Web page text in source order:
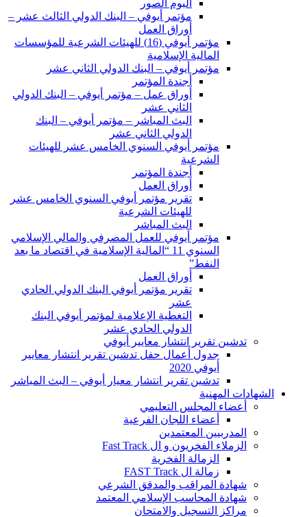
ألبوم الصور
مؤتمر أيوفي – البنك الدولي الثالث عشر –
أوراق العمل
مؤتمر أيوفي (16) للهيئات الشرعية للمؤسسات
المالية الإسلامية
مؤتمر أيوفي – البنك الدولي الثاني عشر
أجندة المؤتمر
أوراق عمل – مؤتمر أيوفي – البنك الدولي
الثاني عشر
البث المباشر – مؤتمر أيوفي – البنك
الدولي الثاني عشر
مؤتمر أيوفي السنوي الخامس عشر للهيئات
الشرعية
أجندة المؤتمر
أوراق العمل
تقرير مؤتمر أيوفي السنوي الخامس عشر
للهيئات الشرعية
البث المباشر
مؤتمر أيوفي للعمل المصرفي والمالي الإسلامي
السنوي 11 “المالية الإسلامية في اقتصاد ما بعد
النفط”
أوراق العمل
تقرير مؤتمر أيوفي البنك الدولي الحادي
عشر
التغطية الإعلامية لمؤتمر أيوفي البنك
الدولي الحادي عشر
تدشين تقرير انتشار معايير أيوفي
جدول أعمال حفل تدشين تقرير انتشار معايير
أيوفي 2020
تدشين تقرير انتشار معيار أيوفي – البث المباشر
الشهادات المهنية
أعضاء المجلس التعليمي
أعضاء اللجان الفرعية
المدربيين المعتمدين
الزملاء الفخريون و ال Fast Track
الزمالة الفخرية
زمالة ال FAST Track
شهادة المراقب والمدقق الشرعي
شهادة المحاسب الإسلامي المعتمد
مراكز التسجيل والامتحان